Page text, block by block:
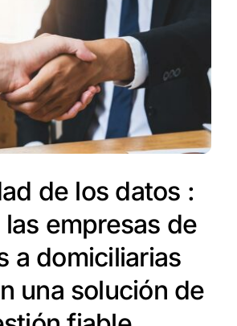
de los datos :
empresas de
a domiciliarias
una solución de